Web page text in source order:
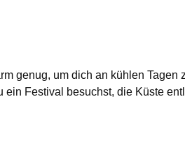
genug, um dich an kühlen Tagen
Festival besuchst, die Küste